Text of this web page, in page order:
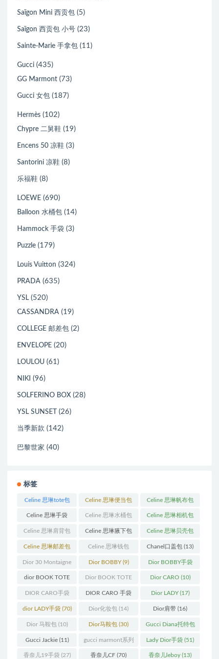
Saïgon Mini 西贡包 (5)
Saïgon 西贡包 小号 (23)
Sainte-Marie 手拿包 (11)
Gucci (435)
GG Marmont (73)
Gucci 女包 (187)
Hermès (102)
Chypre 二舅鞋 (19)
Encens 50 凉鞋 (3)
Santorini 凉鞋 (8)
乐福鞋 (8)
LOEWE (690)
Balloon 水桶包 (14)
Hammock 手袋 (3)
Puzzle (179)
Louis Vuitton (324)
PRADA (635)
YSL (520)
CASSANDRA (19)
COLLEGE 邮差包 (2)
ENVELOPE (20)
LOULOU (61)
NIKI (96)
SOLFERINO BOX (28)
YSL SUNSET (26)
当季新款 (142)
巴黎世家 (40)
标签
Celine 思琳tote包
(23)
Celine 思琳便当包
(14)
Celine 思琳帆布包
(18)
Celine 思琳手袋
(250)
Celine 思琳水桶包
(55)
Celine 思琳相机包
(11)
Celine 思琳肩背包
(12)
Celine 思琳腋下包
(10)
Celine 思琳贝壳包
(12)
Celine 思琳邮差包
(13)
Celine 思琳钱包
(10)
Chanel口盖包 (13)
Dior 30 Montaigne
蒙田(31)
Dior BOBBY(9) Dior BOBBY手袋
(26)
dior BOOK TOTE
(12)
Dior BOOK TOTE
手袋(163)
Dior CARO (10)
DIOR CARO手袋
(11)
DIOR CARO 手袋
(31)
Dior LADY(17)
dior LADY手袋(70) Dior化妆包 (14) Dior肩带 (16)
Dior 马鞍包(10) Dior马鞍包 (30) Gucci Diana托特包
(11)
Gucci Jackie(11) gucci marmont系列
(19)
Lady Dior手袋 (51)
香奈儿19手袋 (27) 香奈儿CF (70) 香奈儿leboy (13)